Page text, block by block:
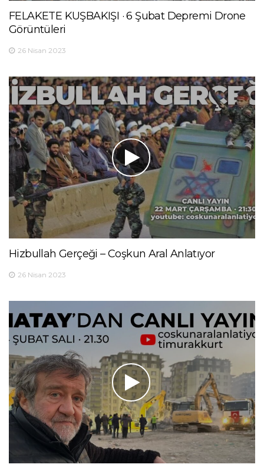
FELAKETE KUŞBAKIŞI · 6 Şubat Depremi Drone
Görüntüleri
26 Nisan 2023
Hizbullah Gerçeği – Coşkun Aral Anlatıyor
26 Nisan 2023